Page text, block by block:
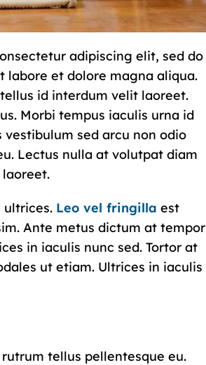
adipiscing elit, sed do
labore et dolore magna aliqua.
id interdum velit laoreet.
Morbi tempus iaculis urna id
sed arcu non odio
Lectus nulla at volutpat diam
ultrices. Leo vel fringilla est
Ante metus dictum at tempor
in iaculis nunc sed. Tortor at
ut etiam. Ultrices in iaculis
tellus pellentesque eu.